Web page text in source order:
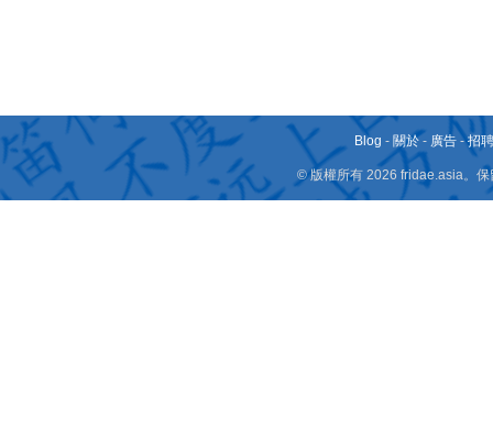
Blog - 關於 - 廣告 -招
© 版權所有 2026 fridae.asia。